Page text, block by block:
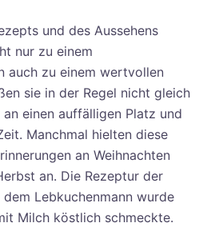
und des Aussehens
nur zu einem
auch zu einem wertvollen
sie in der Regel nicht gleich
einen auffälligen Platz und
Manchmal hielten diese
an Weihnachten
an. Die Rezeptur der
Lebkuchenmann wurde
Milch köstlich schmeckte.